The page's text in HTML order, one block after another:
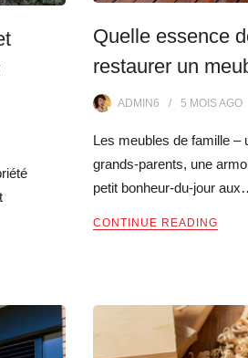
Quelle essence
restaurer un
ADMIN6 5 MOISAGO
Les meubles de famille –
grands-parents, une
petit bonheur-du-jour
CONTINUE READING